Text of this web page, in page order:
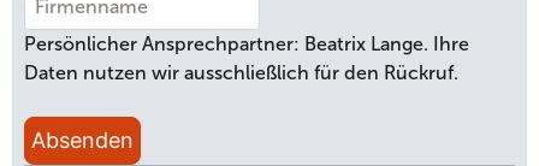
Persönlicher Ansprechpartner: Beatrix Lange. Ihre
Daten nutzen wir ausschließlich für den Rückruf.
Absenden